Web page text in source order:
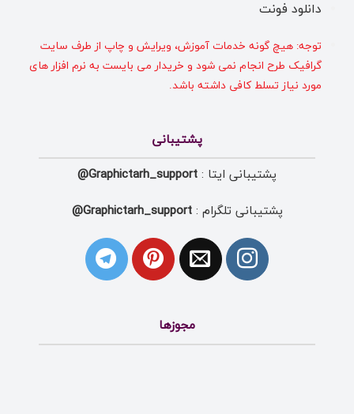
دانلود فونت
توجه: هیچ گونه خدمات آموزش، ویرایش و چاپ از طرف سایت
گرافیک طرح انجام نمی شود و خریدار می بایست به نرم افزار های
مورد نیاز تسلط کافی داشته باشد.
پشتیبانی
پشتیبانی ایتا : Graphictarh_support@
پشتیبانی تلگرام :Graphictarh_support@
مجوزها